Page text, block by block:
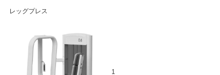
レッグプレス
1